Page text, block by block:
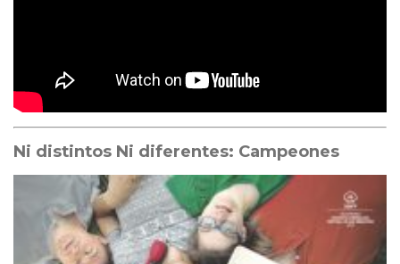
Ni distintos Ni diferentes: Campeones